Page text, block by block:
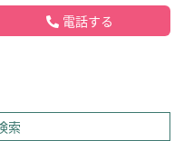
電話する
索